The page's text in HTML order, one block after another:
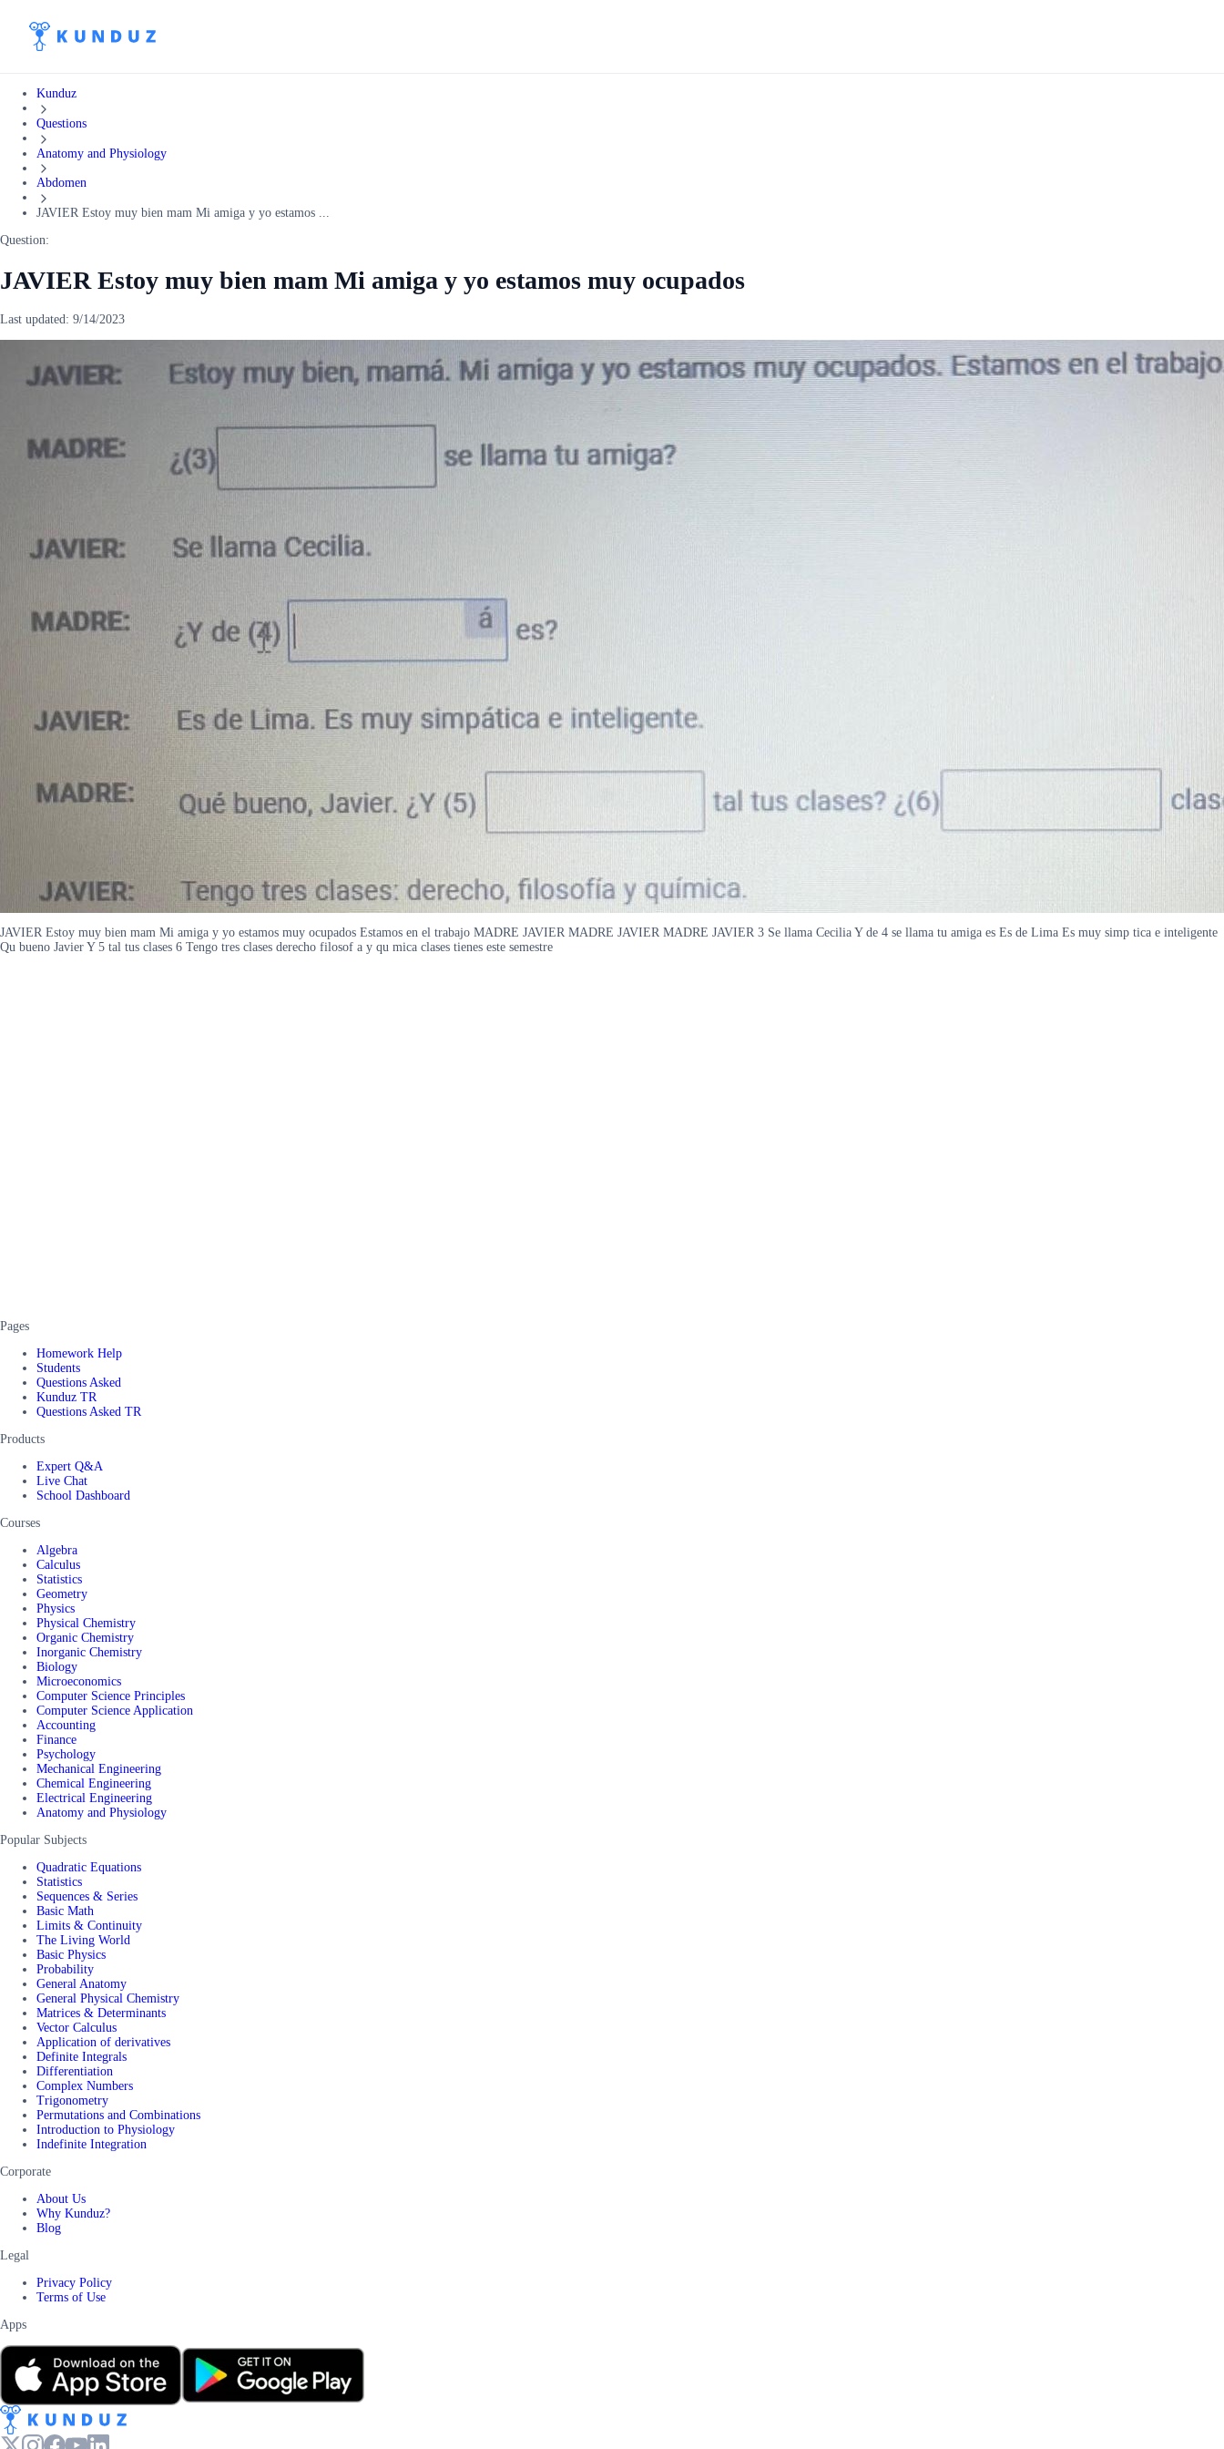
Kunduz
Questions
Anatomy and Physiology
Abdomen
JAVIER Estoy muy bien mam Mi amiga y yo estamos ...
Question:
JAVIER Estoy muy bien mam Mi amiga y yo estamos muy ocupados
Last updated: 9/14/2023
JAVIER Estoy muy bien mam Mi amiga y yo estamos muy ocupados Estamos en el trabajo MADRE JAVIER MADRE JAVIER MADRE JAVIER 3 Se llama Cecilia Y de 4 se llama tu amiga es Es de Lima Es muy simp tica e inteligente
Qu bueno Javier Y 5 tal tus clases 6 Tengo tres clases derecho filosof a y qu mica clases tienes este semestre
Pages
Homework Help
Students
Questions Asked
Kunduz TR
Questions Asked TR
Products
Expert Q&A
Live Chat
School Dashboard
Courses
Algebra
Calculus
Statistics
Geometry
Physics
Physical Chemistry
Organic Chemistry
Inorganic Chemistry
Biology
Microeconomics
Computer Science Principles
Computer Science Application
Accounting
Finance
Psychology
Mechanical Engineering
Chemical Engineering
Electrical Engineering
Anatomy and Physiology
Popular Subjects
Quadratic Equations
Statistics
Sequences & Series
Basic Math
Limits & Continuity
The Living World
Basic Physics
Probability
General Anatomy
General Physical Chemistry
Matrices & Determinants
Vector Calculus
Application of derivatives
Definite Integrals
Differentiation
Complex Numbers
Trigonometry
Permutations and Combinations
Introduction to Physiology
Indefinite Integration
Corporate
About Us
Why Kunduz?
Blog
Legal
Privacy Policy
Terms of Use
Apps